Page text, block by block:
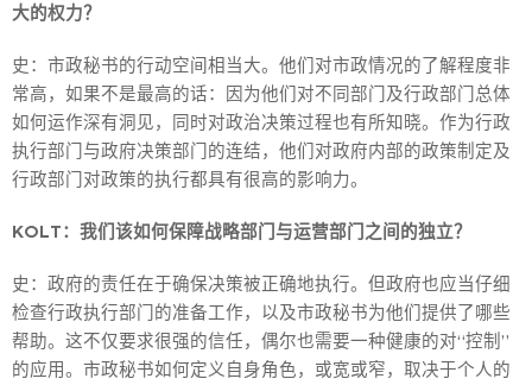
大的权力？
史：市政秘书的行动空间相当大。他们对市政情况的了解程度非
常高，如果不是最高的话：因为他们对不同部门及行政部门总体
如何运作深有洞见，同时对政治决策过程也有所知晓。作为行政
执行部门与政府决策部门的连结，他们对政府内部的政策制定及
行政部门对政策的执行都具有很高的影响力。
KOLT：我们该如何保障战略部门与运营部门之间的独立？
史：政府的责任在于确保决策被正确地执行。但政府也应当仔细
检查行政执行部门的准备工作，以及市政秘书为他们提供了哪些
帮助。这不仅要求很强的信任，偶尔也需要一种健康的对“控制”
的应用。市政秘书如何定义自身角色，或宽或窄，取决于个人的